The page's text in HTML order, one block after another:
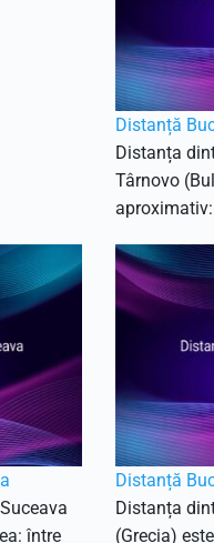
Distanță
Distanța
Târnovo
între
Distanță
Distanța
(Grecia)